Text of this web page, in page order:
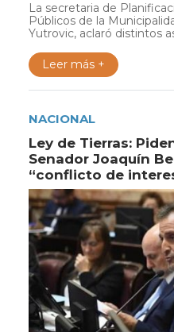
La secretaria de
Públicos de la
Yutrovic, aclaró distintos
Leer más +
NACIONAL
Ley de Tierras:
Senador Joaquín
“conflicto de